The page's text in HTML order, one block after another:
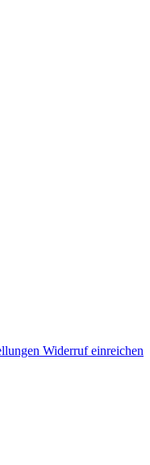
Widerruf einreichen